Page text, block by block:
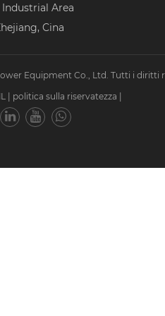
Industrial Area
Cina
Equipment Co., Ltd. Tutti i diritti
politica sulla riservatezza